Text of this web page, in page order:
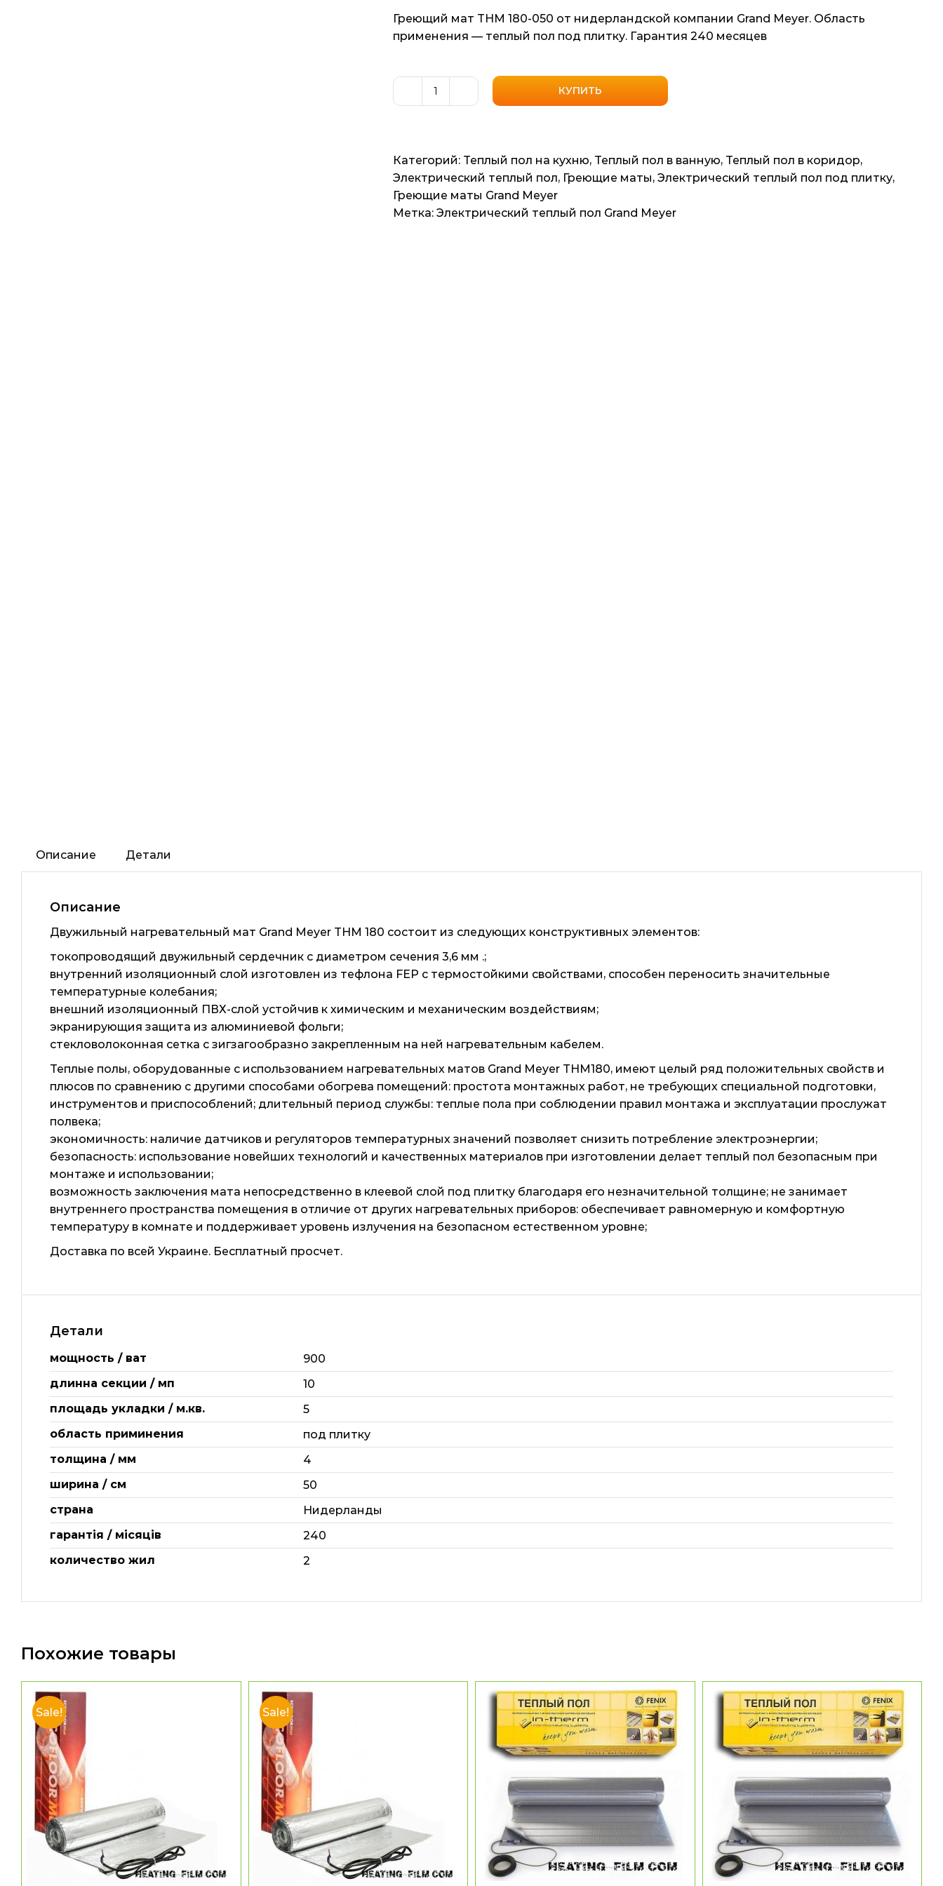
Греющий мат THM 180-050 от нидерландской компании Grand Meyer. Область
применения — теплый пол под плитку. Гарантия 240 месяцев
Количество
Grand
КУПИТЬ
Категорий: Теплый пол на кухню, Теплый пол в ванную, Теплый пол в коридор,
Электрический теплый пол, Греющие маты, Электрический теплый пол под плитку,
Греющие маты Grand Meyer
Метка: Электрический теплый пол Grand Meyer
Описание Детали
Описание
Двужильный нагревательный мат Grand Meyer THM 180 состоит из следующих конструктивных элементов:
токопроводящий двужильный сердечник с диаметром сечения 3,6 мм .;
внутренний изоляционный слой изготовлен из тефлона FEP с термостойкими свойствами, способен переносить значительные
температурные колебания;
внешний изоляционный ПВХ-слой устойчив к химическим и механическим воздействиям;
экранирующия защита из алюминиевой фольги;
стекловолоконная сетка с зигзагообразно закрепленным на ней нагревательным кабелем.
Теплые полы, оборудованные с использованием нагревательных матов Grand Meyer THM180, имеют целый ряд положительных свойств и
плюсов по сравнению с другими способами обогрева помещений: простота монтажных работ, не требующих специальной подготовки,
инструментов и приспособлений; длительный период службы: теплые пола при соблюдении правил монтажа и эксплуатации прослужат
полвека;
экономичность: наличие датчиков и регуляторов температурных значений позволяет снизить потребление электроэнергии;
безопасность: использование новейших технологий и качественных материалов при изготовлении делает теплый пол безопасным при
монтаже и использовании;
возможность заключения мата непосредственно в клеевой слой под плитку благодаря его незначительной толщине; не занимает
внутреннего пространства помещения в отличие от других нагревательных приборов: обеспечивает равномерную и комфортную
температуру в комнате и поддерживает уровень излучения на безопасном естественном уровне;
Доставка по всей Украине. Бесплатный просчет.
Детали
мощность / ват
900
длинна секции / мп
10
площадь укладки / м.кв.
5
область приминения
под плитку
толщина / мм
4
ширина / см
50
страна
Нидерланды
гарантія / місяців
240
количество жил
2
Похожие товары
Sale! Sale!